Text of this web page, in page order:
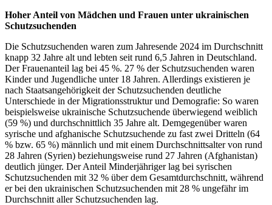
Hoher Anteil von Mädchen und Frauen unter ukrainischen
Schutzsuchenden
Die Schutzsuchenden waren zum Jahresende 2024 im Durchschnitt
knapp 32 Jahre alt und lebten seit rund 6,5 Jahren in Deutschland.
Der Frauenanteil lag bei 45 %. 27 % der Schutzsuchenden waren
Kinder und Jugendliche unter 18 Jahren. Allerdings existieren je
nach Staatsangehörigkeit der Schutzsuchenden deutliche
Unterschiede in der Migrationsstruktur und Demografie: So waren
beispielsweise ukrainische Schutzsuchende überwiegend weiblich
(59 %) und durchschnittlich 35 Jahre alt. Demgegenüber waren
syrische und afghanische Schutzsuchende zu fast zwei Dritteln (64
% bzw. 65 %) männlich und mit einem Durchschnittsalter von rund
28 Jahren (Syrien) beziehungsweise rund 27 Jahren (Afghanistan)
deutlich jünger. Der Anteil Minderjähriger lag bei syrischen
Schutzsuchenden mit 32 % über dem Gesamtdurchschnitt, während
er bei den ukrainischen Schutzsuchenden mit 28 % ungefähr im
Durchschnitt aller Schutzsuchenden lag.